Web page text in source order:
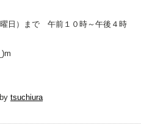
日）まで 午前１０時～午後４時
by tsuchiura